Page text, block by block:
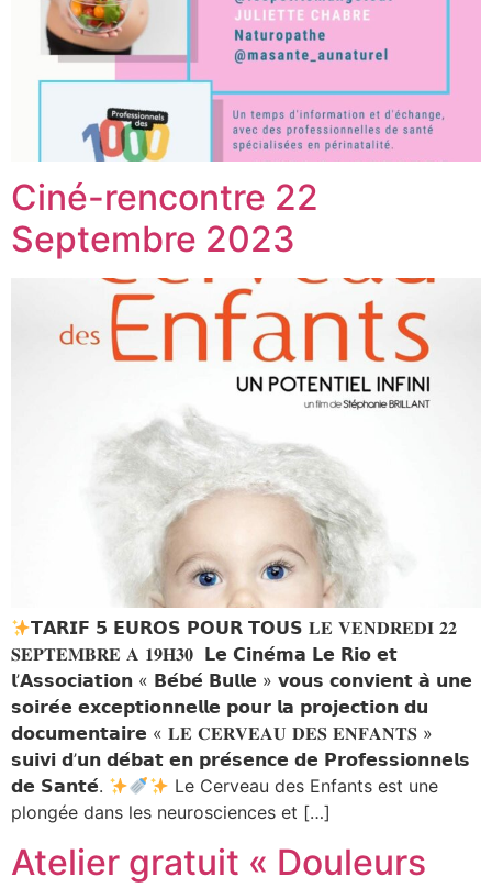
Ciné-rencontre 22
Septembre 2023
𝗧𝗔𝗥𝗜𝗙 𝟱 𝗘𝗨𝗥𝗢𝗦 𝗣𝗢𝗨𝗥 𝗧𝗢𝗨𝗦 𝐋𝐄 𝐕𝐄𝐍𝐃𝐑𝐄𝐃𝐈 𝟐𝟐
𝐒𝐄𝐏𝐓𝐄𝐌𝐁𝐑𝐄 𝐀 𝟏𝟗𝐇𝟑𝟎 𝗟𝗲 𝗖𝗶𝗻𝗲́𝗺𝗮 𝗟𝗲 𝗥𝗶𝗼 𝗲𝘁
𝗹’𝗔𝘀𝘀𝗼𝗰𝗶𝗮𝘁𝗶𝗼𝗻 « 𝗕𝗲́𝗯𝗲́ 𝗕𝘂𝗹𝗹𝗲 » 𝘃𝗼𝘂𝘀 𝗰𝗼𝗻𝘃𝗶𝗲𝗻𝘁 𝗮̀ 𝘂𝗻𝗲
𝘀𝗼𝗶𝗿𝗲́𝗲 𝗲𝘅𝗰𝗲𝗽𝘁𝗶𝗼𝗻𝗻𝗲𝗹𝗹𝗲 𝗽𝗼𝘂𝗿 𝗹𝗮 𝗽𝗿𝗼𝗷𝗲𝗰𝘁𝗶𝗼𝗻 𝗱𝘂
𝗱𝗼𝗰𝘂𝗺𝗲𝗻𝘁𝗮𝗶𝗿𝗲 « 𝐋𝐄 𝐂𝐄𝐑𝐕𝐄𝐀𝐔 𝐃𝐄𝐒 𝐄𝐍𝐅𝐀𝐍𝐓𝐒 »
𝘀𝘂𝗶𝘃𝗶 𝗱’𝘂𝗻 𝗱𝗲́𝗯𝗮𝘁 𝗲𝗻 𝗽𝗿𝗲́𝘀𝗲𝗻𝗰𝗲 𝗱𝗲 𝗣𝗿𝗼𝗳𝗲𝘀𝘀𝗶𝗼𝗻𝗻𝗲𝗹𝘀
𝗱𝗲 𝗦𝗮𝗻𝘁𝗲́.
Le Cerveau des Enfants est une
plongée dans les neurosciences et […]
Atelier gratuit « Douleurs